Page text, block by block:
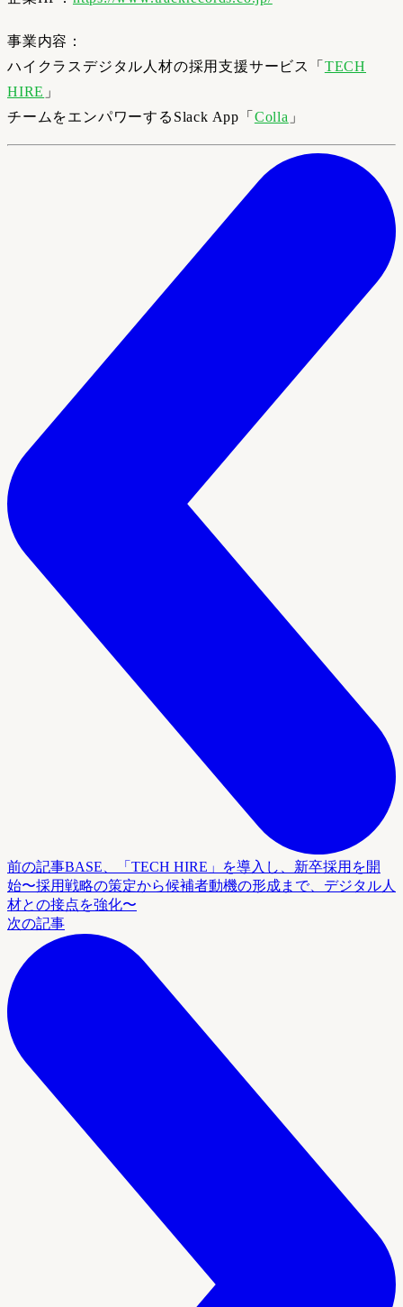
事業内容：
ハイクラスデジタル人材の採用支援サービス「 TECH
HIRE 」
チームをエンパワーするSlack App「 Colla 」
前の記事BASE、「TECH HIRE」を導入し、新卒採用を開
始〜採用戦略の策定から候補者動機の形成まで、デジタル人
材との接点を強化〜
次の記事